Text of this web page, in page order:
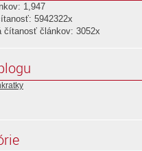
1,947
5942322x
čítanosť článkov: 3052x